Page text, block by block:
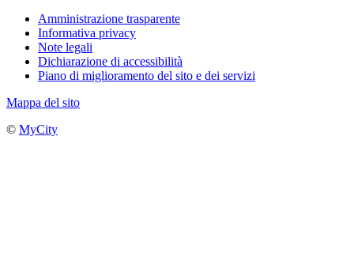
Amministrazione trasparente
Informativa privacy
Note legali
Dichiarazione di accessibilità
Piano di miglioramento del sito e dei servizi
Mappa del sito
© MyCity